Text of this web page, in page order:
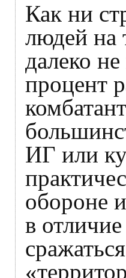
Как ни
людей на
далеко
процент
ИГ или
обороне
в